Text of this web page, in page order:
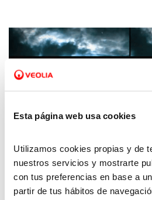
Esta página web usa cookies
Utilizamos cookies propias y de
nuestros servicios y mostrarte
con tus preferencias en base a
partir de tus hábitos de
27 FEB 2024
La Meteo con Picó – 23 de